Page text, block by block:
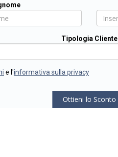
Tipologia Cliente
e l'informativa sulla privacy
Ottieni lo Sconto